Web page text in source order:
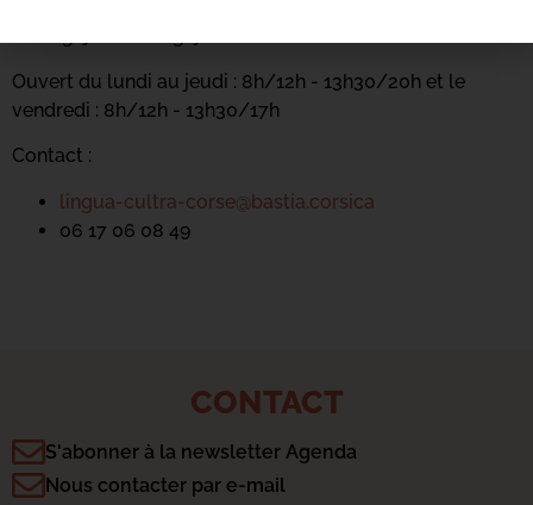
Ouvert du lundi au jeudi : 8h/12h - 13h30/20h et le
vendredi : 8h/12h - 13h30/17h
Contact :
lingua-cultra-corse@bastia.corsica
06 17 06 08 49
CONTACT
S'abonner à la newsletter Agenda
Nous contacter par e-mail